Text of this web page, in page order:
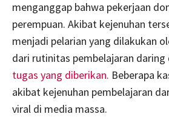
menganggap bahwa pekerjaan
perempuan. Akibat kejenuhan
menjadi pelarian yang dilakukan
dari rutinitas pembelajaran daring
tugas yang diberikan. Beberapa
akibat kejenuhan pembelajaran
viral di media massa.